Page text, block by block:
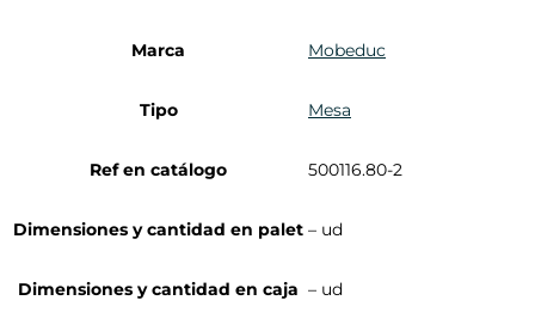
Marca Mobeduc
Tipo Mesa
Ref en catálogo 500116.80-2
Dimensiones y cantidad en palet – ud
Dimensiones y cantidad en caja – ud